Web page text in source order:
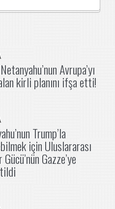
Avrupa’yı
kirli planını ifşa etti!
Trump’la
için Uluslararası
Gazze’ye